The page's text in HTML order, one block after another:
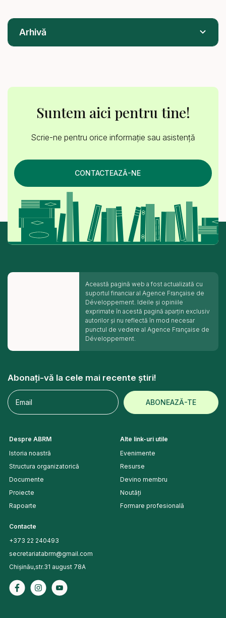
Arhivă
Academia de Vară pentru bibliotecari, Ediția a
Academia de Vară pentru bibliotecari, Ediția a VII-
Suntem aici pentru tine!
Scrie-ne pentru orice informație sau asistență
CONTACTEAZĂ-NE
Această pagină web a fost actualizată cu
suportul financiar al Agence Française de
Développement. Ideile și opiniile
exprimate în acestă pagină aparțin exclusiv
autorilor și nu reflectă în mod necesar
punctul de vedere al Agence Française de
Développement.
Abonați-vă la cele mai recente știri!
Despre ABRM
Istoria noastră
Structura organizatorică
Documente
Proiecte
Rapoarte
Alte link-uri utile
Evenimente
Resurse
Devino membru
Noutăți
Formare profesională
Contacte
+373 22 240493
secretariatabrm@gmail.com
Chișinău,str.31 august 78A